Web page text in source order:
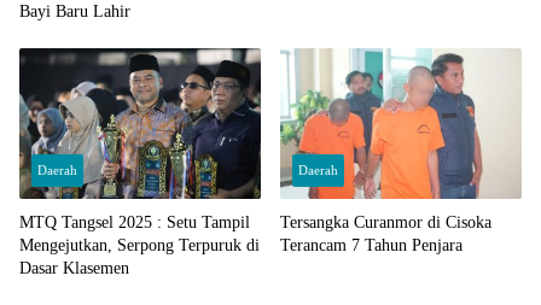
Bayi Baru Lahir
Daerah
MTQ Tangsel 2025 : Setu Tampil
Mengejutkan, Serpong Terpuruk di
Dasar Klasemen
Daerah
Tersangka Curanmor di Cisoka
Terancam 7 Tahun Penjara